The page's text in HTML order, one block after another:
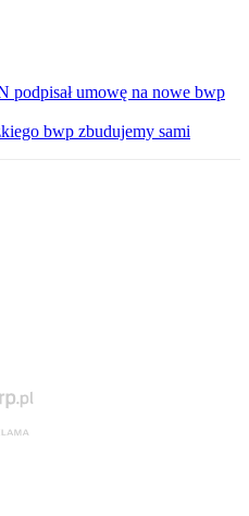
podpisał umowę na nowe bwp
bwp zbudujemy sami